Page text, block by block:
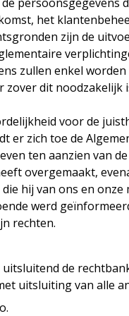
het
zijn de
zullen enkel
dit noodzakelijk
voor de
er zich toe de
ten aanzien van
overgemaakt,
hij van ons en
werd
rechten.
de
uitsluiting van alle